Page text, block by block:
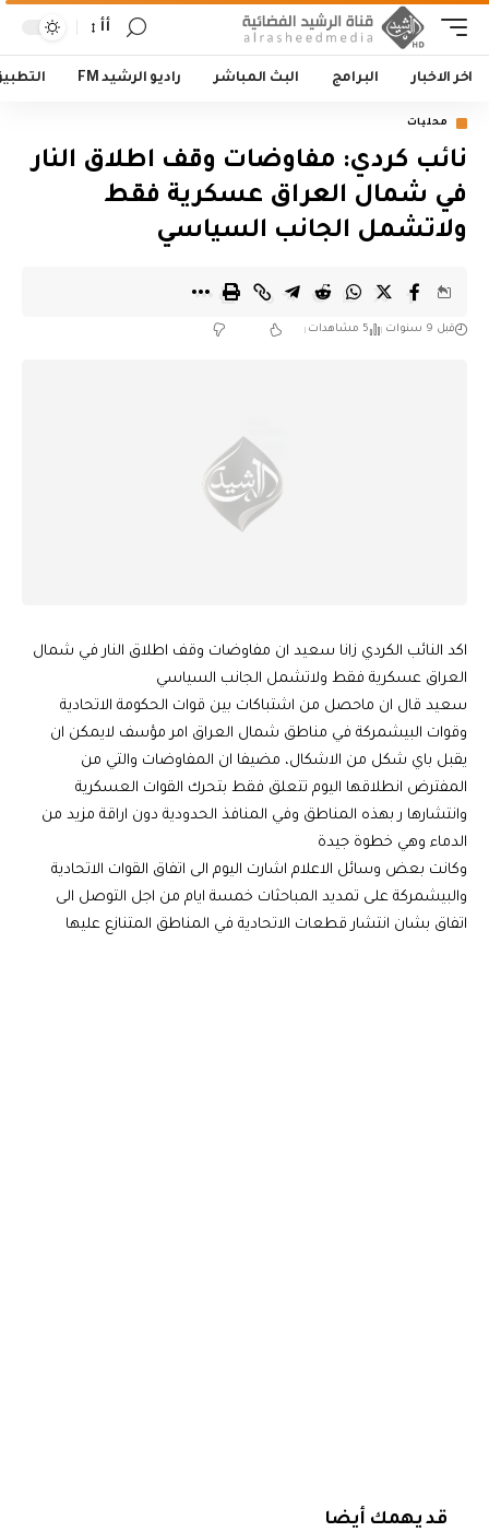
أأ
اخر الاخبار البرامج البث المباشر راديو الرشيد FM
محليات
نائب كردي: مفاوضات وقف اطلاق النار
في شمال العراق عسكرية فقط
ولاتشمل الجانب السياسي
قبل 9 سنوات 5 مشاهدات
اكد النائب الكردي زانا سعيد ان مفاوضات وقف اطلاق النار في شمال
العراق عسكرية فقط ولاتشمل الجانب السياسي
سعيد قال ان ماحصل من اشتباكات بين قوات الحكومة الاتحادية
وقوات البيشمركة في مناطق شمال العراق امر مؤسف لايمكن ان
يقبل باي شكل من الاشكال، مضيفا ان المفاوضات والتي من
المفترض انطلاقها اليوم تتعلق فقط بتحرك القوات العسكرية
وانتشارها ر بهذه المناطق وفي المنافذ الحدودية دون اراقة مزيد من
الدماء وهي خطوة جيدة
وكانت بعض وسائل الاعلام اشارت اليوم الى اتفاق القوات الاتحادية
والبيشمركة على تمديد المباحثات خمسة ايام من اجل التوصل الى
اتفاق بشان انتشار قطعات الاتحادية في المناطق المتنازع عليها
قد يهمك أيضا